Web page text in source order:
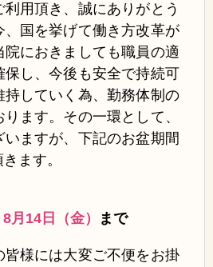
用頂き、誠にありがとう
、国を挙げて働き方改革が
におきましても職員の適
保し、今後も安全で持続可
持していく為、勤務体制の
ます。その一環として、
ますが、下記のお盆期間
ます。
月14日（金）
まで
皆様には大変ご不便をお掛